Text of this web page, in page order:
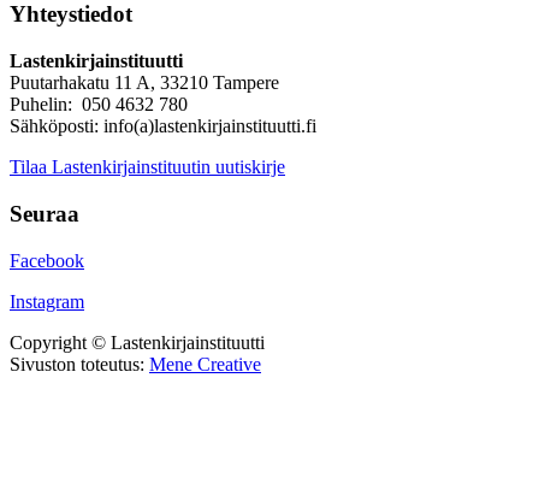
Yhteystiedot
Lastenkirjainstituutti
Puutarhakatu 11 A, 33210 Tampere
Puhelin: 050 4632 780
Sähköposti: info(a)lastenkirjainstituutti.fi
Tilaa Lastenkirjainstituutin uutiskirje
Seuraa
Facebook
Instagram
Copyright © Lastenkirjainstituutti
Sivuston toteutus: Mene Creative